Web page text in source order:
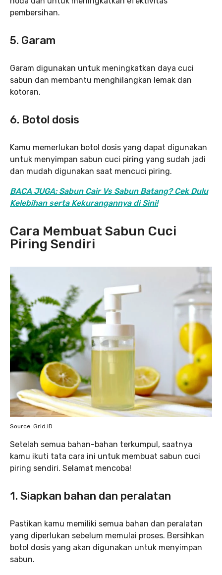
pembersihan.
5. Garam
Garam digunakan untuk meningkatkan daya cuci
sabun dan membantu menghilangkan lemak dan
kotoran.
6. Botol dosis
Kamu memerlukan botol dosis yang dapat digunakan
untuk menyimpan sabun cuci piring yang sudah jadi
dan mudah digunakan saat mencuci piring.
BACA JUGA: Sabun Cair Vs Sabun Batang? Cek Dulu
Kelebihan serta Kekurangannya di Sini!
Cara Membuat Sabun Cuci
Piring Sendiri
Source: Grid.ID
Setelah semua bahan-bahan terkumpul, saatnya
kamu ikuti tata cara ini untuk membuat sabun cuci
piring sendiri. Selamat mencoba!
1. Siapkan bahan dan peralatan
Pastikan kamu memiliki semua bahan dan peralatan
yang diperlukan sebelum memulai proses. Bersihkan
botol dosis yang akan digunakan untuk menyimpan
sabun.